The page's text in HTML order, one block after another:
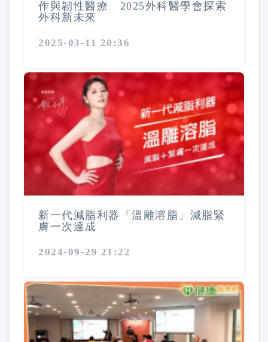
作與韌性醫療 2025外科醫學會探索
外科新未來
2025-03-11 20:36
新一代減脂利器「溫雕溶脂」減脂緊
膚一次達成
2024-09-29 21:22